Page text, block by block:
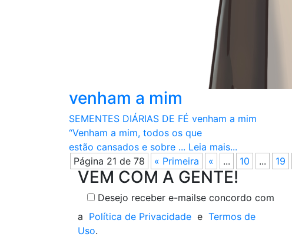
venham a mim
SEMENTES DIÁRIAS DE FÉ venham a mim
“Venham a mim, todos os que
estão cansados e sobre ... Leia mais...
Página 21 de 78 « Primeira « ... 10 ... 19
VEM COM A GENTE!
Desejo receber e-mailse concordo com
a Política de Privacidade e Termos de
Uso.